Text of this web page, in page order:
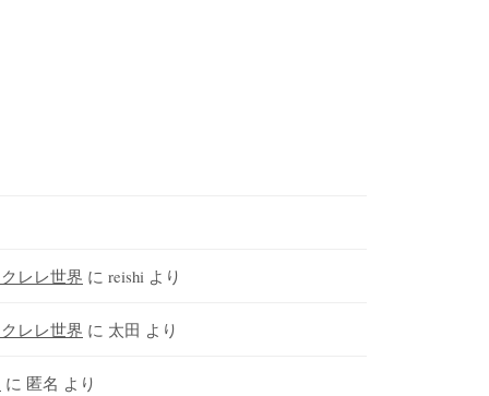
レレ世界 に reishi より
レレ世界 に 太田 より
に 匿名 より